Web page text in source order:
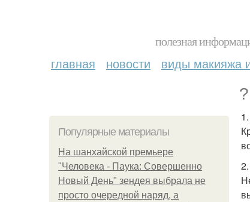
полезная
главная новости виды макияжа
Популярные материалы
На шанхайской премьере
"Человека - Паука: Совершенно
Новый День" зендея выбрала не
просто очередной наряд, а